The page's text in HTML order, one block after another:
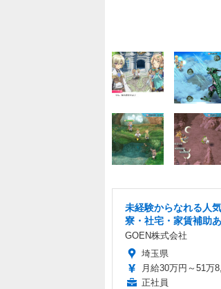
未経験からなれる人
寮・社宅・家賃補助
GOEN株式会社
埼玉県
月給30万円～51万
正社員